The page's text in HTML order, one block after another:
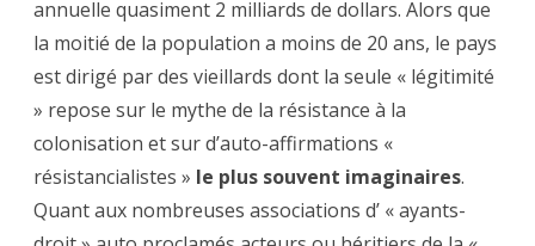
annuelle quasiment 2 milliards de dollars. Alors que
la moitié de la population a moins de 20 ans, le pays
est dirigé par des vieillards dont la seule « légitimité
» repose sur le mythe de la résistance à la
colonisation et sur d’auto-affirmations «
résistancialistes » le plus souvent imaginaires.
Quant aux nombreuses associations d’ « ayants-